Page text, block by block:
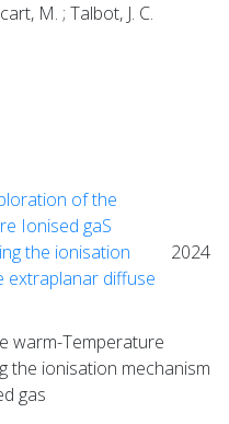
M. ; Talbot, J. C.
of the
Ionised gaS
the ionisation
extraplanar diffuse
2024
warm-Temperature
the ionisation mechanism
gas